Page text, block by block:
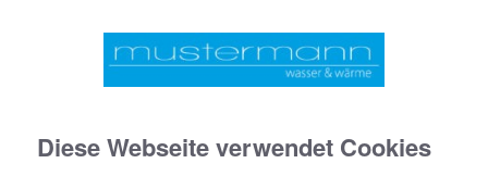
Diese Webseite verwendet Cookies